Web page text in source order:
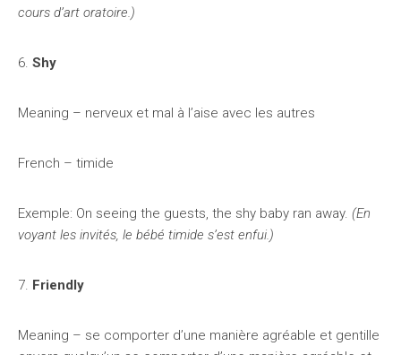
cours d’art oratoire.)
6. Shy
Meaning – nerveux et mal à l’aise avec les autres
French – timide
Exemple: On seeing the guests, the shy baby ran away. (En
voyant les invités, le bébé timide s’est enfui.)
7. Friendly
Meaning – se comporter d’une manière agréable et gentille